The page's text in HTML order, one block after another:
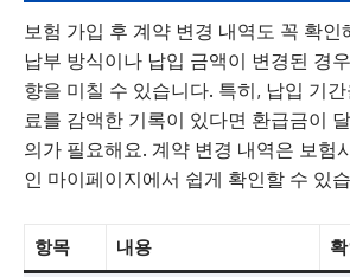
보험 가입 후 계약 변경 내역도 꼭 확인
납부 방식이나 납입 금액이 변경된 경
향을 미칠 수 있습니다. 특히, 납입 기
료를 감액한 기록이 있다면 환급금이
의가 필요해요. 계약 변경 내역은 보험
인 마이페이지에서 쉽게 확인할 수 있
항목 내용